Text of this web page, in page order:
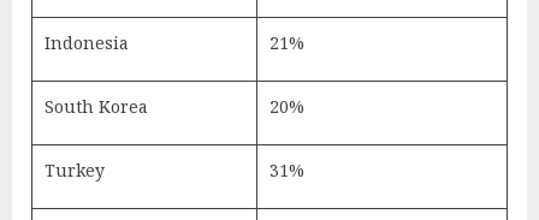
Indonesia 21%
South Korea 20%
Turkey 31%